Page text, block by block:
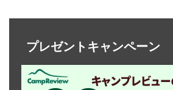
プレゼントキャンペーン